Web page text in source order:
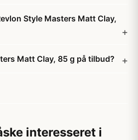
Style Masters Matt Clay,
Matt Clay, 85 g på tilbud?
interesseret i